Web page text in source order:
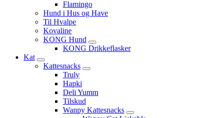
Flamingo
Hund i Hus og Have
Til Hvalpe
Kovaline
KONG Hund
KONG Drikkeflasker
Kat
Kattesnacks
Truly
Hapki
Deli Yumm
Tilskud
Wanpy Kattesnacks